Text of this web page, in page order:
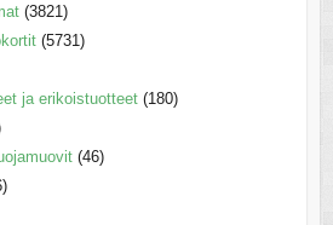
(3821)
(5731)
ja erikoistuotteet (180)
(46)